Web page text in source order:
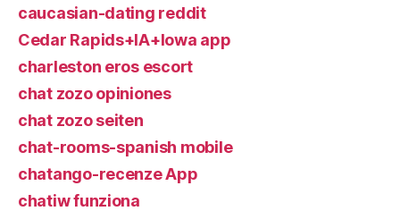
caucasian-dating reddit
Cedar Rapids+IA+Iowa app
charleston eros escort
chat zozo opiniones
chat zozo seiten
chat-rooms-spanish mobile
chatango-recenze App
chatiw funziona